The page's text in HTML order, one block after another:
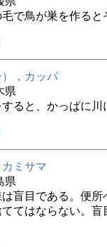
で鳥が巣を作る
），カッパ
県
すると、かっぱに
ミサマ
県
盲目である。便
てはならない。